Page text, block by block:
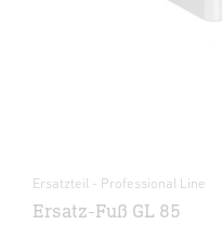
Ersatzteil - Professional Line
Ersatz-Fuß GL 85